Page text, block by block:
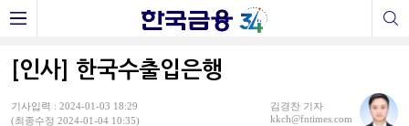
[인사] 한국수출입은행
기사입력 : 2024-01-03 18:29
(최종수정 2024-01-04 10:35)
김경찬 기자
kkch@fntimes.com